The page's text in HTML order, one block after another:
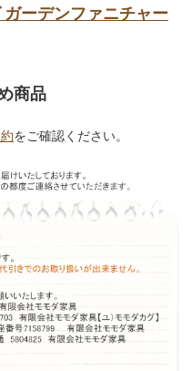
ーデンファニチャー
商品
をご確認ください。